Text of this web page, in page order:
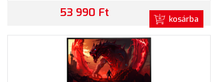
53 990 Ft kosárba